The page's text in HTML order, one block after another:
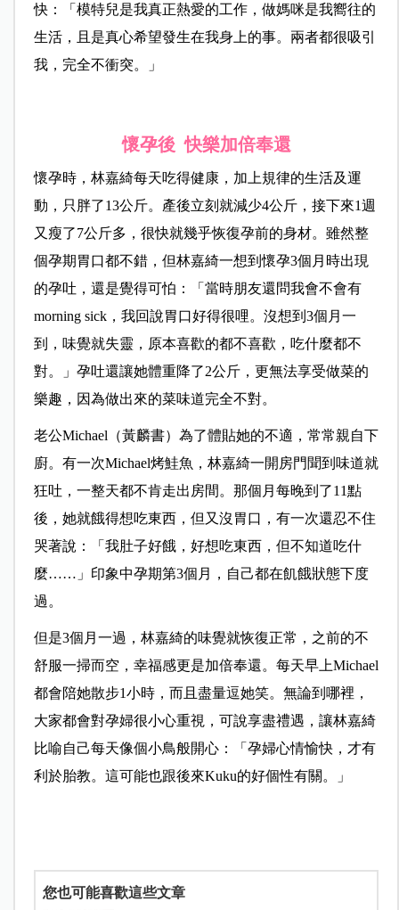
快：「模特兒是我真正熱愛的工作，做媽咪是我嚮往的
生活，且是真心希望發生在我身上的事。兩者都很吸引
我，完全不衝突。」
懷孕後 快樂加倍奉還
懷孕時，林嘉綺每天吃得健康，加上規律的生活及運
動，只胖了13公斤。產後立刻就減少4公斤，接下來1週
又瘦了7公斤多，很快就幾乎恢復孕前的身材。雖然整
個孕期胃口都不錯，但林嘉綺一想到懷孕3個月時出現
的孕吐，還是覺得可怕：「當時朋友還問我會不會有
morning sick，我回說胃口好得很哩。沒想到3個月一
到，味覺就失靈，原本喜歡的都不喜歡，吃什麼都不
對。」孕吐還讓她體重降了2公斤，更無法享受做菜的
樂趣，因為做出來的菜味道完全不對。
老公Michael（黃麟書）為了體貼她的不適，常常親自下
廚。有一次Michael烤鮭魚，林嘉綺一開房門聞到味道就
狂吐，一整天都不肯走出房間。那個月每晚到了11點
後，她就餓得想吃東西，但又沒胃口，有一次還忍不住
哭著說：「我肚子好餓，好想吃東西，但不知道吃什
麼……」印象中孕期第3個月，自己都在飢餓狀態下度
過。
但是3個月一過，林嘉綺的味覺就恢復正常，之前的不
舒服一掃而空，幸福感更是加倍奉還。每天早上Michael
都會陪她散步1小時，而且盡量逗她笑。無論到哪裡，
大家都會對孕婦很小心重視，可說享盡禮遇，讓林嘉綺
比喻自己每天像個小鳥般開心：「孕婦心情愉快，才有
利於胎教。這可能也跟後來Kuku的好個性有關。」
您也可能喜歡這些文章